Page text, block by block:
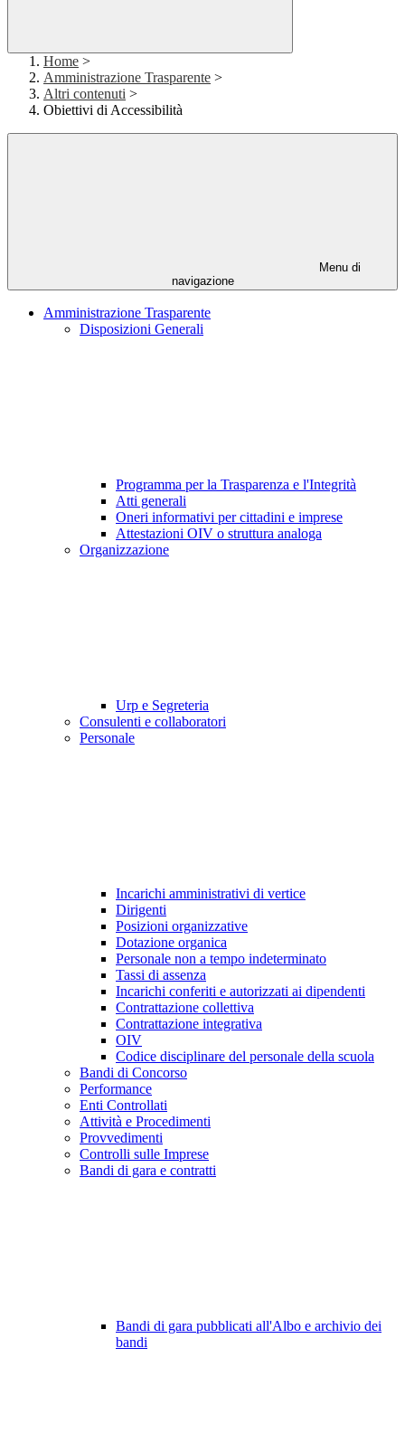
Home >
Amministrazione Trasparente >
Altri contenuti >
Obiettivi di Accessibilità
Menu di
navigazione
Amministrazione Trasparente
Disposizioni Generali
Programma per la Trasparenza e l'Integrità
Atti generali
Oneri informativi per cittadini e imprese
Attestazioni OIV o struttura analoga
Organizzazione
Urp e Segreteria
Consulenti e collaboratori
Personale
Incarichi amministrativi di vertice
Dirigenti
Posizioni organizzative
Dotazione organica
Personale non a tempo indeterminato
Tassi di assenza
Incarichi conferiti e autorizzati ai dipendenti
Contrattazione collettiva
Contrattazione integrativa
OIV
Codice disciplinare del personale della scuola
Bandi di Concorso
Performance
Enti Controllati
Attività e Procedimenti
Provvedimenti
Controlli sulle Imprese
Bandi di gara e contratti
Bandi di gara pubblicati all'Albo e archivio dei
bandi